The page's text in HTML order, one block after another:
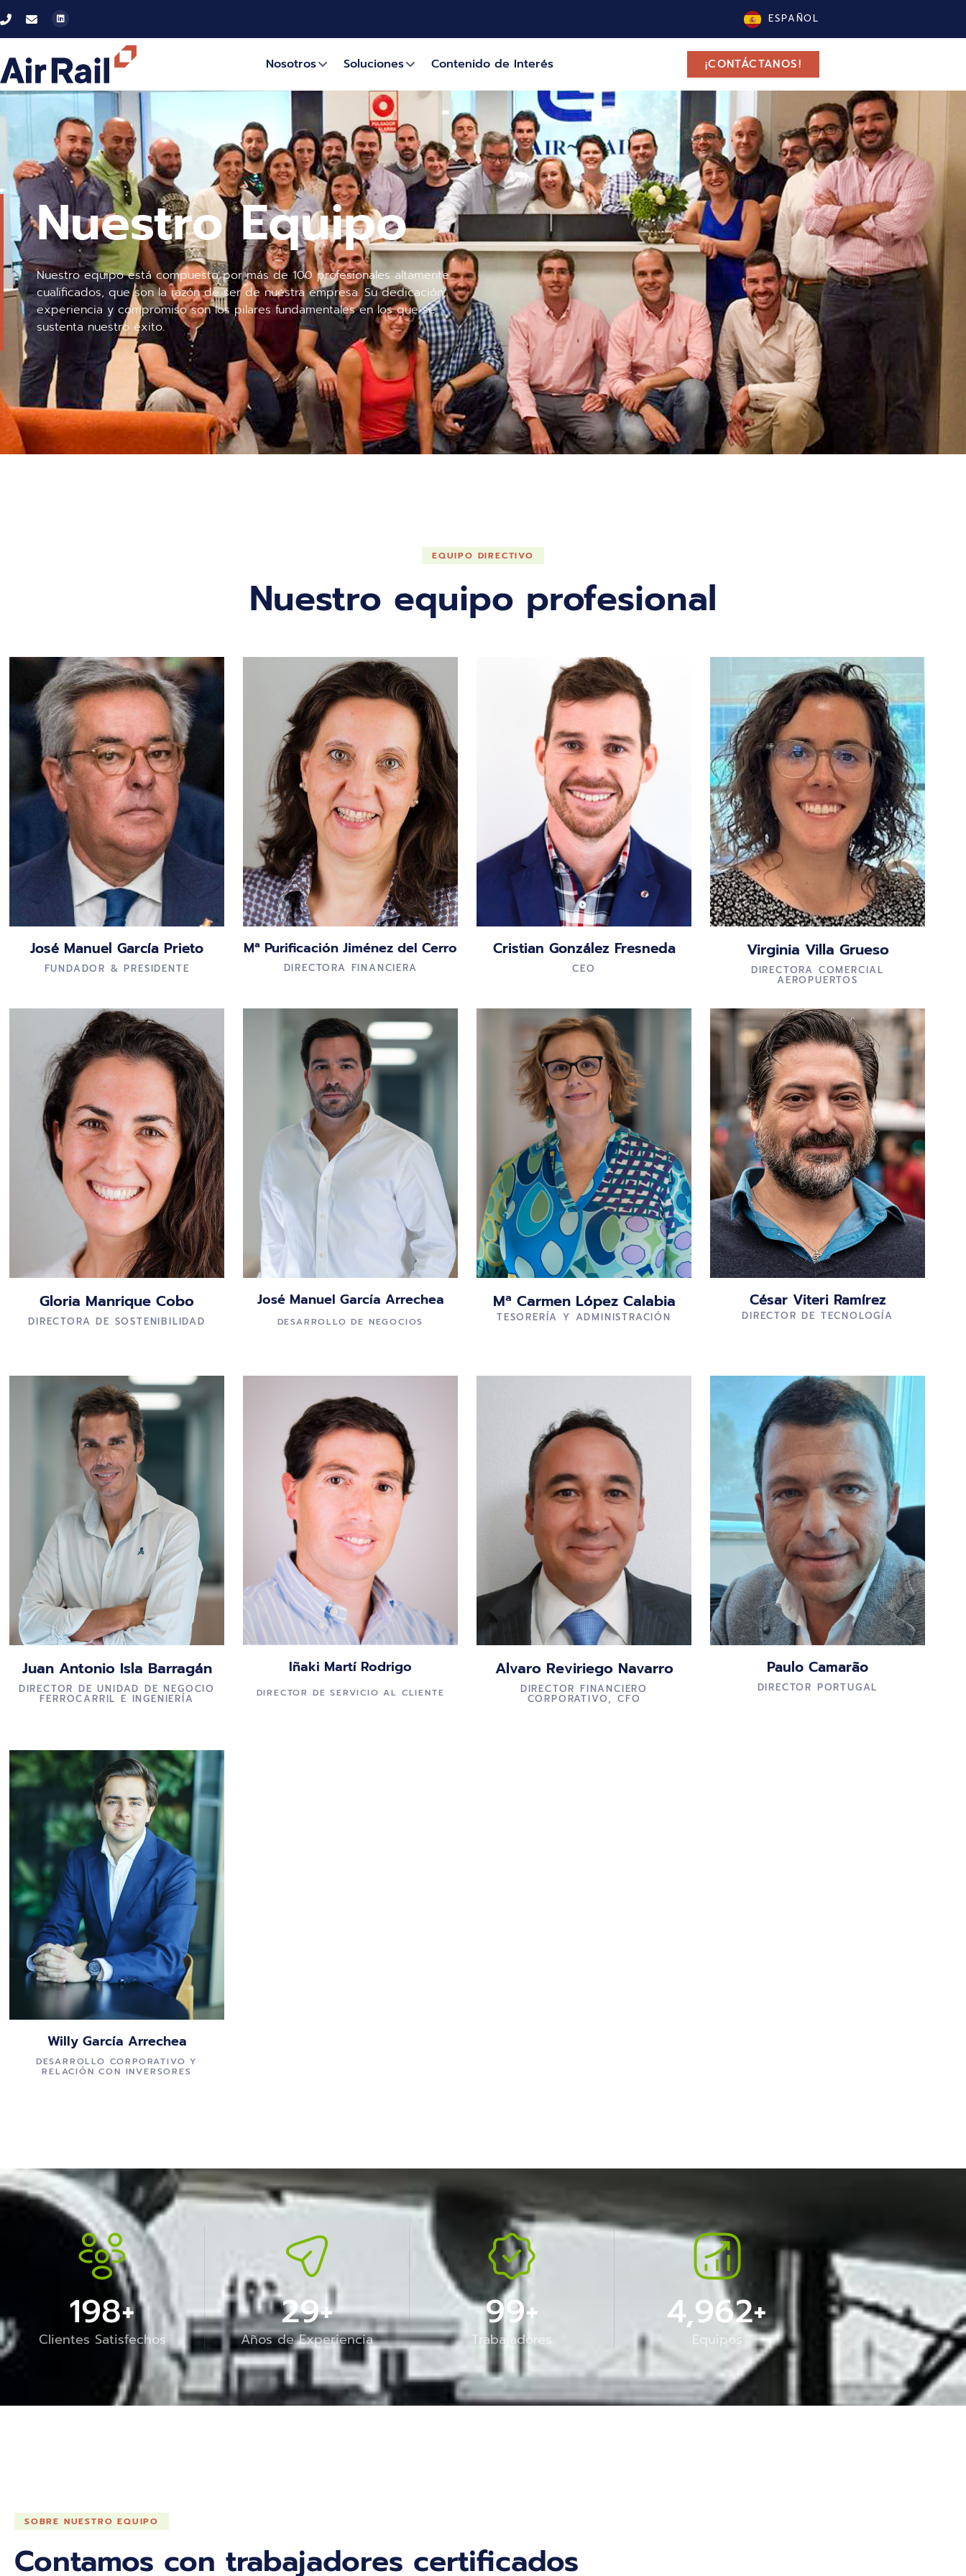
ESPAÑOL
Nosotros Soluciones Contenido de Interés ¡CONTÁCTANOS!
Nuestro Equipo
Nuestro equipo está compuesto por más de 100 profesionales altamente
cualificados, que son la razón de ser de nuestra empresa. Su dedicación,
experiencia y compromiso son los pilares fundamentales en los que se
sustenta nuestro éxito.
EQUIPO DIRECTIVO
Nuestro equipo profesional
José Manuel García Prieto
FUNDADOR & PRESIDENTE
Mª Purificación Jiménez del Cerro
DIRECTORA FINANCIERA
Cristian González Fresneda
CEO
Virginia Villa Grueso
DIRECTORA COMERCIAL
AEROPUERTOS
Gloria Manrique Cobo
DIRECTORA DE SOSTENIBILIDAD
José Manuel García Arrechea
DESARROLLO DE NEGOCIOS
Mª Carmen López Calabia
TESORERÍA Y ADMINISTRACIÓN
César Viteri Ramírez
DIRECTOR DE TECNOLOGÍA
Juan Antonio Isla Barragán
DIRECTOR DE UNIDAD DE NEGOCIO
FERROCARRIL E INGENIERÍA
Iñaki Martí Rodrigo
DIRECTOR DE SERVICIO AL CLIENTE
Alvaro Reviriego Navarro
DIRECTOR FINANCIERO
CORPORATIVO, CFO
Paulo Camarão
DIRECTOR PORTUGAL
Willy García Arrechea
DESARROLLO CORPORATIVO Y
RELACIÓN CON INVERSORES
Clientes Satisfechos
200+
Años de Experiencia
30+
Trabajadores
100+
Equipos
5,000+
SOBRE NUESTRO EQUIPO
Contamos con trabajadores certificados